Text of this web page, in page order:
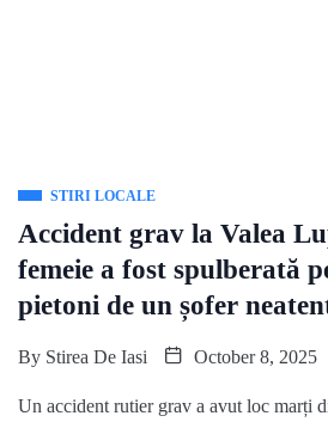
STIRI LOCALE
Accident grav la Valea
femeie a fost spulberată
pietoni de un șofer
By Stirea De Iasi October 8, 2025
Un accident rutier grav a avut loc marți